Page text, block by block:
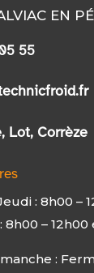
EN
55
Lot, Corrèze
: 8h00 –
– 12h00
: